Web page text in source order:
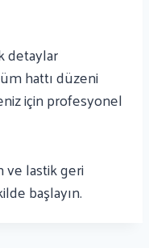
detaylar
hattı düzeni
için profesyonel
lastik geri
başlayın.